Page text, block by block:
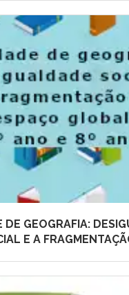
DE GEOGRAFIA:
E A